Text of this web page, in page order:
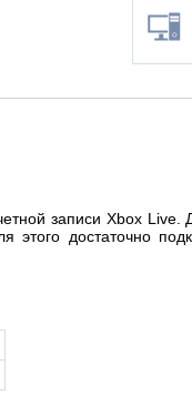
записи Xbox Live.
достаточно